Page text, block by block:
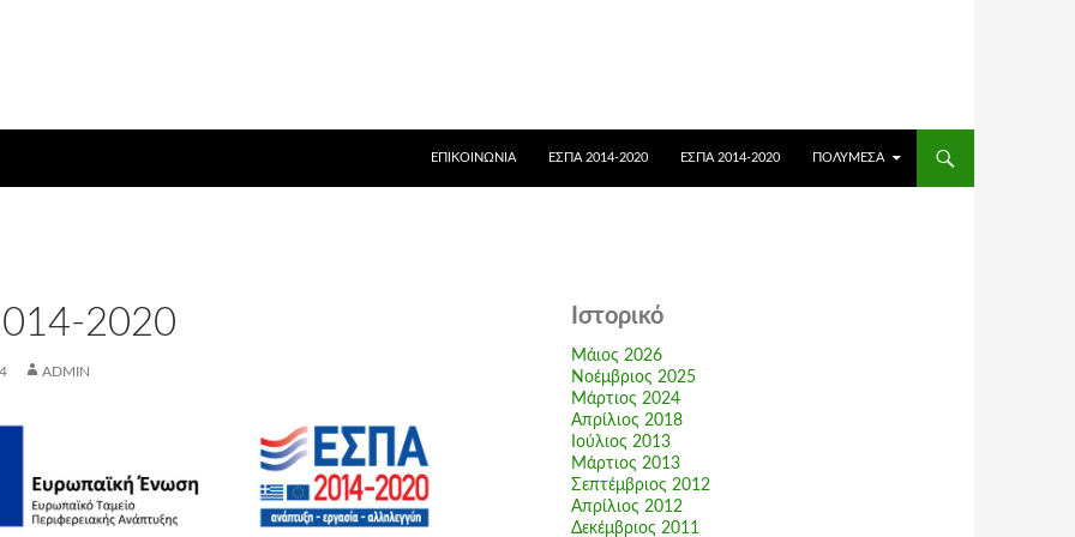
ΕΠΙΚΟΙΝΩΝΊΑ ΕΣΠΑ 2014-2020 ΕΣΠΑ 2014-2020 ΠΟΛΥΜΈΣΑ
2020
ADMIN
Ιστορικό
Μάιος 2026
Νοέμβριος 2025
Μάρτιος 2024
Απρίλιος 2018
Ιούλιος 2013
Μάρτιος 2013
Σεπτέμβριος 2012
Απρίλιος 2012
Δεκέμβριος 2011